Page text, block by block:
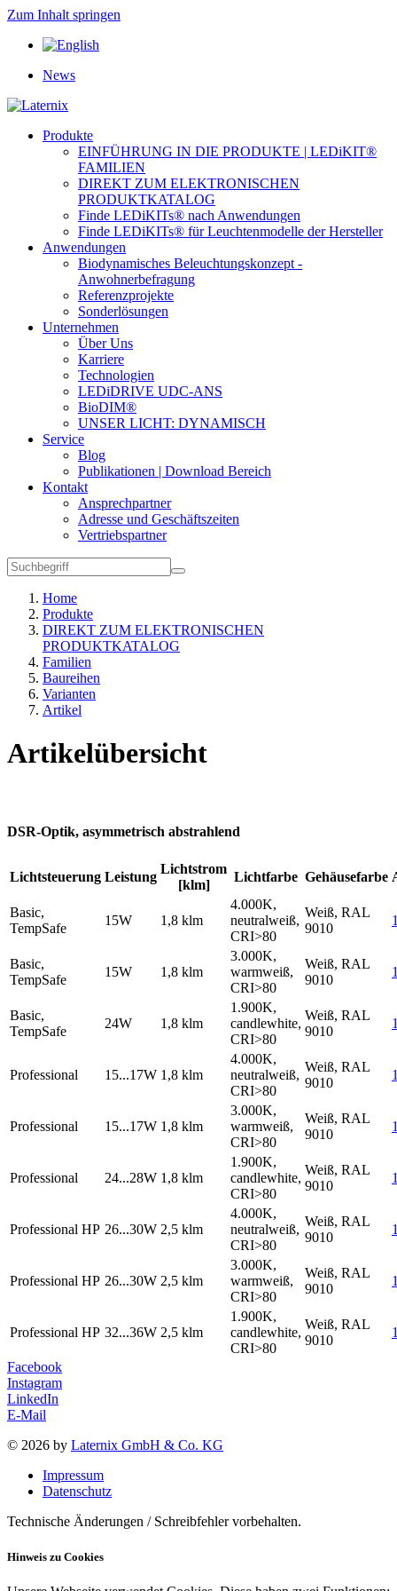
Zum Inhalt springen
News
Produkte
EINFÜHRUNG IN DIE PRODUKTE | LEDiKIT®
FAMILIEN
DIREKT ZUM ELEKTRONISCHEN
PRODUKTKATALOG
Finde LEDiKITs® nach Anwendungen
Finde LEDiKITs® für Leuchtenmodelle der Hersteller
Anwendungen
Biodynamisches Beleuchtungskonzept -
Anwohnerbefragung
Referenzprojekte
Sonderlösungen
Unternehmen
Über Uns
Karriere
Technologien
LEDiDRIVE UDC-ANS
BioDIM®
UNSER LICHT: DYNAMISCH
Service
Blog
Publikationen | Download Bereich
Kontakt
Ansprechpartner
Adresse und Geschäftszeiten
Vertriebspartner
Home
Produkte
DIREKT ZUM ELEKTRONISCHEN
PRODUKTKATALOG
Familien
Baureihen
Varianten
Artikel
Artikelübersicht
DSR-Optik, asymmetrisch abstrahlend
Lichtsteuerung Leistung
Lichtstrom
[klm]
Lichtfarbe Gehäusefarbe
Basic,
TempSafe
15W 1,8 klm
4.000K,
neutralweiß,
CRI>80
Weiß, RAL
9010
Basic,
TempSafe
15W 1,8 klm
3.000K,
warmweiß,
CRI>80
Weiß, RAL
9010
Basic,
TempSafe
24W 1,8 klm
1.900K,
candlewhite,
CRI>80
Weiß, RAL
9010
Professional 15...17W 1,8 klm
4.000K,
neutralweiß,
CRI>80
Weiß, RAL
9010
Professional 15...17W 1,8 klm
3.000K,
warmweiß,
CRI>80
Weiß, RAL
9010
Professional 24...28W 1,8 klm
1.900K,
candlewhite,
CRI>80
Weiß, RAL
9010
Professional HP 26...30W 2,5 klm
4.000K,
neutralweiß,
CRI>80
Weiß, RAL
9010
Professional HP 26...30W 2,5 klm
3.000K,
warmweiß,
CRI>80
Weiß, RAL
9010
Professional HP 32...36W 2,5 klm
1.900K,
candlewhite,
CRI>80
Weiß, RAL
9010
Facebook
Instagram
LinkedIn
E-Mail
© 2026 by Laternix GmbH & Co. KG
Impressum
Datenschutz
Technische Änderungen / Schreibfehler vorbehalten.
Hinweis zu Cookies